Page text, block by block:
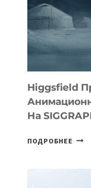
Higgsfield
На
ПОДРОБНЕЕ